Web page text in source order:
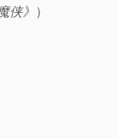
侠》 ）